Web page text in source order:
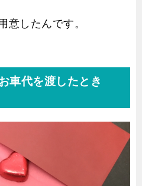
意したんです。
車代を渡したとき